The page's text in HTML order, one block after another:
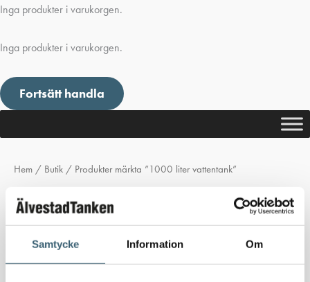
Samtycke Information Om
Inga produkter i varukorgen.
Inga produkter i varukorgen.
Fortsätt handla
Hem / Butik / Produkter märkta ”1000 liter vattentank”
1000 liter vattentank
Inga produkter hittades som motsvarar ditt val.